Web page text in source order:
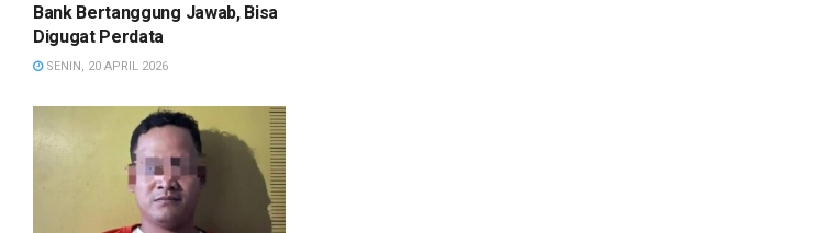
Bank Bertanggung Jawab, Bisa
Digugat Perdata
SENIN, 20 APRIL 2026